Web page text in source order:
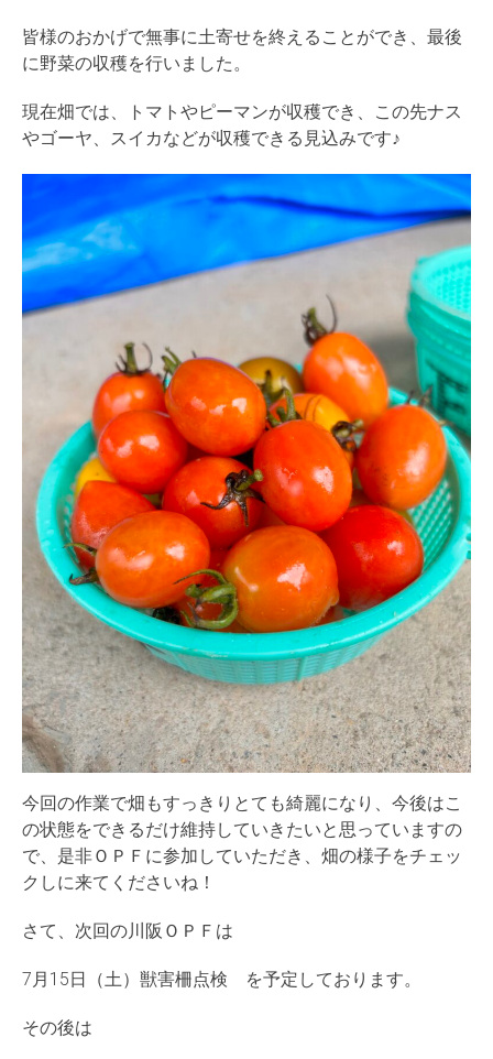
皆様のおかげで無事に土寄せを終えることができ、最後
に野菜の収穫を行いました。
現在畑では、トマトやピーマンが収穫でき、この先ナス
やゴーヤ、スイカなどが収穫できる見込みです♪
今回の作業で畑もすっきりとても綺麗になり、今後はこ
の状態をできるだけ維持していきたいと思っていますの
で、是非ＯＰＦに参加していただき、畑の様子をチェッ
クしに来てくださいね！
さて、次回の川阪ＯＰＦは
7月15日（土）獣害柵点検 を予定しております。
その後は